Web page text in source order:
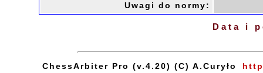
Uwagi do normy:
Data i
ChessArbiter Pro (v.4.20) (C) A.Curyło